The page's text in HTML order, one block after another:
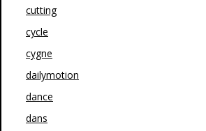
cutting
cycle
cygne
dailymotion
dance
dans